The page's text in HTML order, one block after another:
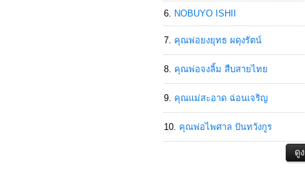
NOBUYO ISHII
คุณพ่อยงยุทธ ผดุงรัตน์
คุณพ่อจงลิ้ม สืบสายไทย
คุณแม่สะอาด ฉ่อนเจริญ
คุณพ่อไพศาล ปันทวังกูร